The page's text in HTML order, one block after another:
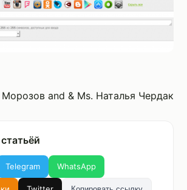
and & Ms. Наталья Чердак
Telegram WhatsApp